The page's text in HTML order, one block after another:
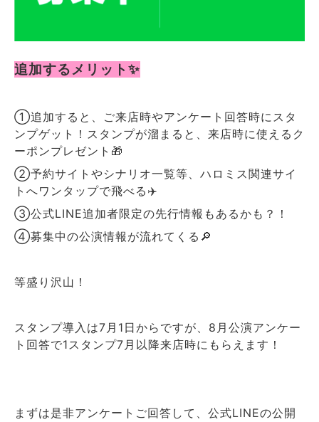
追加するメリット✨️
①追加すると、ご来店時やアンケート回答時にスタ
ンプゲット！スタンプが溜まると、来店時に使えるク
ーポンプレゼント🎁
②予約サイトやシナリオ一覧等、ハロミス関連サイ
トへワンタップで飛べる✈️
③公式LINE追加者限定の先行情報もあるかも？！
④募集中の公演情報が流れてくる🔎
等盛り沢山！
スタンプ導入は7月1日からですが、8月公演アンケー
ト回答で1スタンプ7月以降来店時にもらえます！
まずは是非アンケートご回答して、公式LINEの公開